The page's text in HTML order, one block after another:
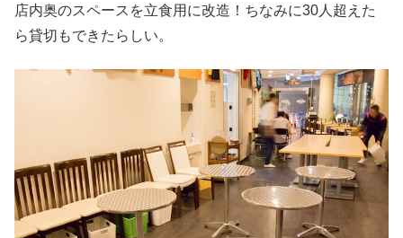
店内奥のスペースを立食用に改造！ちなみに30人超えた
ら貸切もできたらしい。